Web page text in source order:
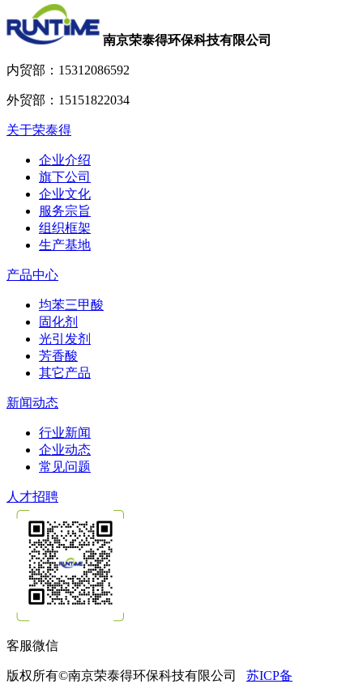
南京荣泰得环保科技有限公司
内贸部： 15312086592
外贸部： 15151822034
关于荣泰得
企业介绍
旗下公司
企业文化
服务宗旨
组织框架
生产基地
产品中心
均苯三甲酸
固化剂
光引发剂
芳香酸
其它产品
新闻动态
行业新闻
企业动态
常见问题
人才招聘
客服微信
版权所有©南京荣泰得环保科技有限公司 苏ICP备